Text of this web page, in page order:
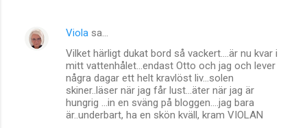
Viola sa…
Vilket härligt dukat bord så vackert....är nu kvar i
mitt vattenhålet...endast Otto och jag och lever
några dagar ett helt kravlöst liv...solen
skiner..läser när jag får lust...äter när jag är
hungrig ...in en sväng på bloggen....jag bara
är..underbart, ha en skön kväll, kram VIOLAN